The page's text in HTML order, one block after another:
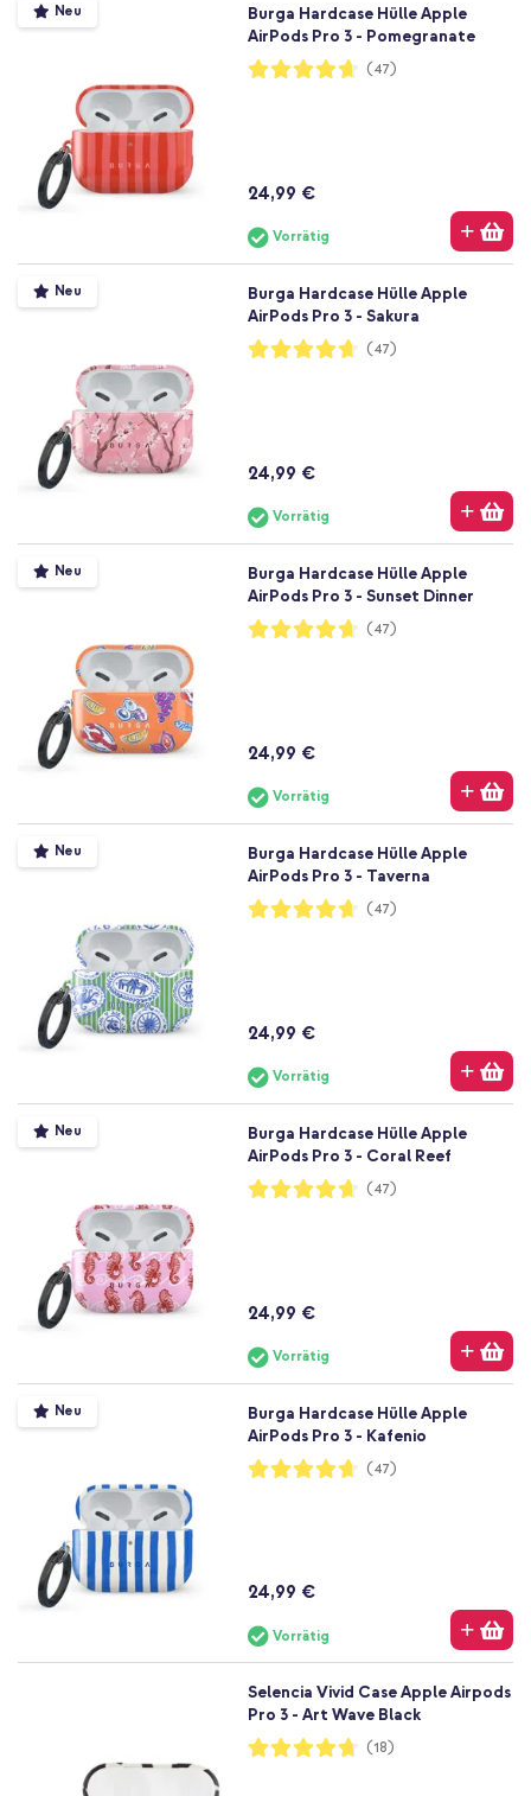
Neu
Burga Hardcase Hülle Apple
AirPods Pro 3 - Pomegranate
Bewertung:
93%
(47)
24,99 €
Vorrätig
Neu
Burga Hardcase Hülle Apple
AirPods Pro 3 - Sakura
Bewertung:
93%
(47)
24,99 €
Vorrätig
Neu
Burga Hardcase Hülle Apple
AirPods Pro 3 - Sunset Dinner
Bewertung:
93%
(47)
24,99 €
Vorrätig
Neu
Burga Hardcase Hülle Apple
AirPods Pro 3 - Taverna
Bewertung:
93%
(47)
24,99 €
Vorrätig
Neu
Burga Hardcase Hülle Apple
AirPods Pro 3 - Coral Reef
Bewertung:
93%
(47)
24,99 €
Vorrätig
Neu
Burga Hardcase Hülle Apple
AirPods Pro 3 - Kafenio
Bewertung:
93%
(47)
24,99 €
Vorrätig
Selencia Vivid Case Apple Airpods
Pro 3 - Art Wave Black
Bewertung:
94%
(18)